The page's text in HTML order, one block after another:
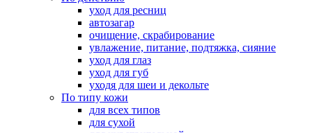
уход для ресниц
автозагар
очищение, скрабирование
увлажение, питание, подтяжка, сияние
уход для глаз
уход для губ
уходя для шеи и декольте
По типу кожи
для всех типов
для сухой